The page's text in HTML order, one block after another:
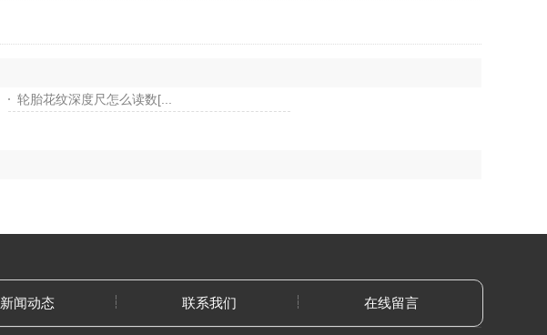
轮胎花纹深度尺怎么读数[...
新闻动态 联系我们 在线留言